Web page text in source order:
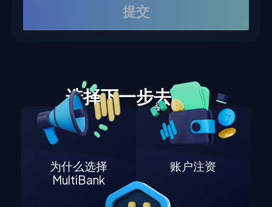
提交
选择下一步去哪里
为什么选择
MultiBank
账户注资